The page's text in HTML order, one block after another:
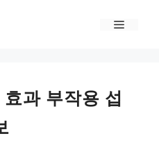
Menu
과 부작용 섭